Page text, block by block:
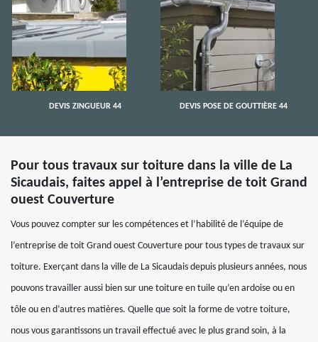
DEVIS ZINGUEUR 44 DEVIS POSE DE GOUTTIÈRE 44
Pour tous travaux sur toiture dans la ville de La
Sicaudais, faites appel à l’entreprise de toit Grand
ouest Couverture
Vous pouvez compter sur les compétences et l’habilité de l’équipe de
l’entreprise de toit Grand ouest Couverture pour tous types de travaux sur
toiture. Exerçant dans la ville de La Sicaudais depuis plusieurs années, nous
pouvons travailler aussi bien sur une toiture en tuile qu’en ardoise ou en
tôle ou en d’autres matières. Quelle que soit la forme de votre toiture,
nous vous garantissons un travail effectué avec le plus grand soin, à la